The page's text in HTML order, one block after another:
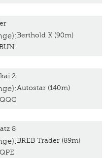
Berthold K (90m)
2
Autostar (140m)
8
BREB Trader (89m)